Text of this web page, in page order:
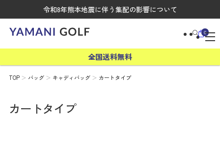
令和8年熊本地震に伴う集配の影響について
0
全国送料無料
TOP バッグ キャディバッグ カートタイプ
カートタイプ